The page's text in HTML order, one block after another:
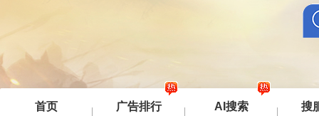
首页 广告排行 AI搜索 搜